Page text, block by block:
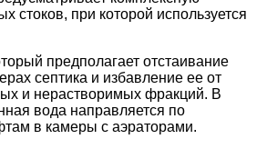
стоков, при которой используется
предполагает отстаивание
септика и избавление ее от
и нерастворимых фракций. В
вода направляется по
в камеры с аэраторами.